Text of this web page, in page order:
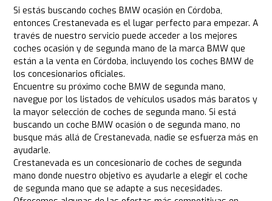
Si estás buscando coches BMW ocasión en Córdoba,
entonces Crestanevada es el lugar perfecto para empezar. A
través de nuestro servicio puede acceder a los mejores
coches ocasión y de segunda mano de la marca BMW que
están a la venta en Córdoba, incluyendo los coches BMW de
los concesionarios oficiales.
Encuentre su próximo coche BMW de segunda mano,
navegue por los listados de vehículos usados más baratos y
la mayor selección de coches de segunda mano. Si está
buscando un coche BMW ocasión o de segunda mano, no
busque más allá de Crestanevada, nadie se esfuerza más en
ayudarle.
Crestanevada es un concesionario de coches de segunda
mano donde nuestro objetivo es ayudarle a elegir el coche
de segunda mano que se adapte a sus necesidades.